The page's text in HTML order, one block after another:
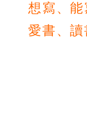
想寫、
愛書、